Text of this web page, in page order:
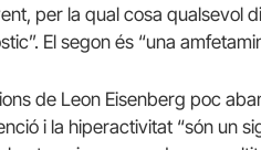
per la qual cosa qualsevol
El segon és “una
de Leon Eisenberg poc
i la hiperactivitat “són un